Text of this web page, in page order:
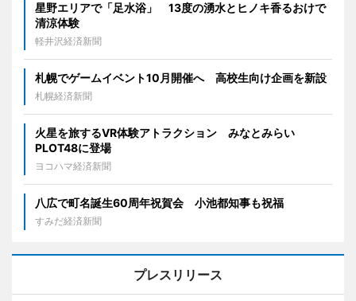
星野エリアで「足水浴」 13度の湧水とヒノキ香るおけで
清涼体験
軽井沢経済新聞
札幌でゲームイベント10月開催へ 高校生向け企画を新設
札幌経済新聞
火星を旅するVR体験アトラクション みなとみらい
PLOT48に登場
ヨコハマ経済新聞
八広で町名誕生60周年祝賀会 小池都知事も祝福
すみだ経済新聞
プレスリリース